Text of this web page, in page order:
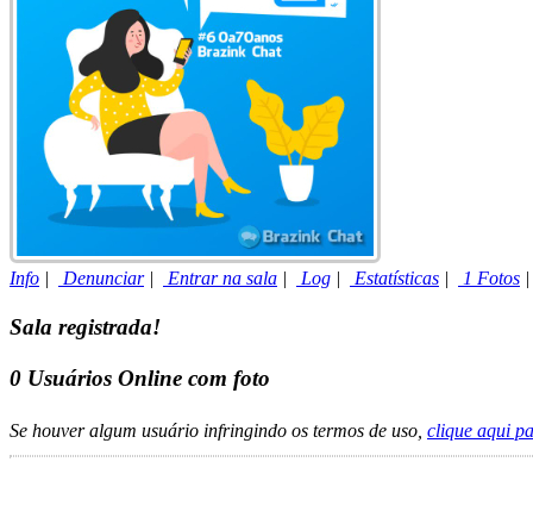
Info | Denunciar| Entrar na sala | Log | Estatísticas | 1 Fotos
Sala registrada!
0 Usuários Online com foto
Se houver algum usuário infringindo os termos de uso, clique aqui